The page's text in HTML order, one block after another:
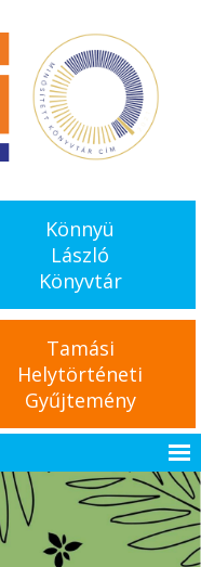
Könnyü
László
Könyvtár
Tamási
Helytörténeti
Gyűjtemény